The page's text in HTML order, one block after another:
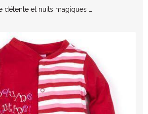
détente et nuits magiques …